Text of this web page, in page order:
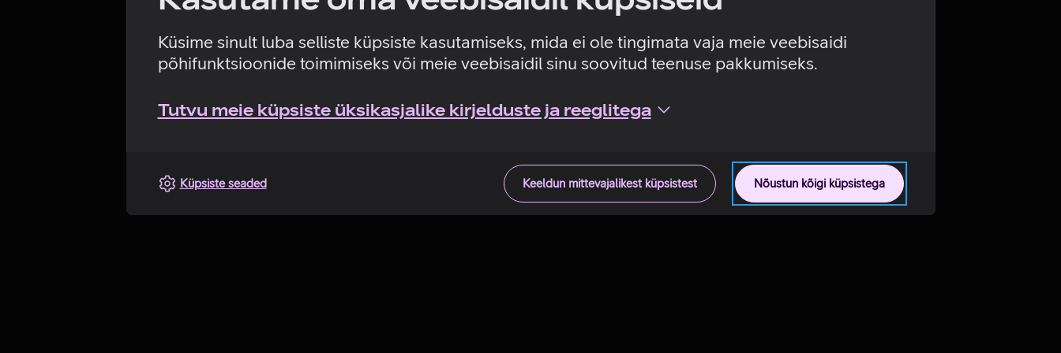
Küsime sinult luba selliste küpsiste kasutamiseks, mida ei ole tingimata vaja meie veebisaidi
põhifunktsioonide toimimiseks või meie veebisaidil sinu soovitud teenuse pakkumiseks.
Tutvu meie küpsiste üksikasjalike kirjelduste ja reeglitega
Nõustun kõigi küpsistega
Keeldun mittevajalikest küpsistest
Küpsiste seaded